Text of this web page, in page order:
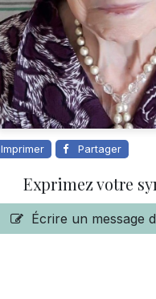
Imprimer Partager
Exprimez votre
Écrire un message